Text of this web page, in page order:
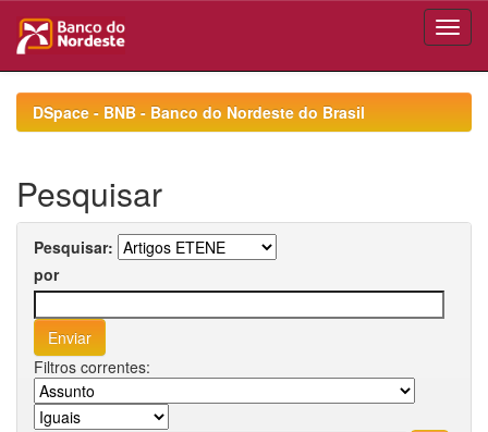
navigationDSpace - BNB - Banco do Nordeste do Brasil
Pesquisar
Pesquisar:
por
Filtros correntes: